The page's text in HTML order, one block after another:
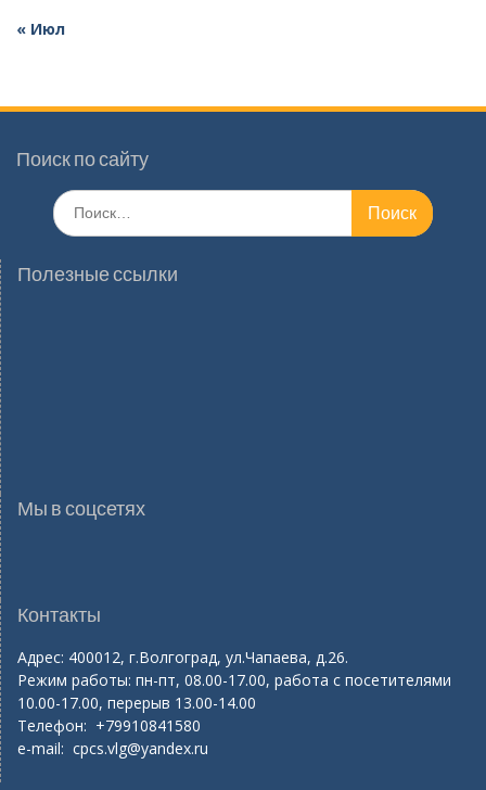
« Июл
Поиск по сайту
Поиск
по:
Полезные ссылки
Мы в соцсетях
Контакты
Адрес: 400012, г.Волгоград, ул.Чапаева, д.26.
Режим работы: пн-пт, 08.00-17.00, работа с посетителями
10.00-17.00, перерыв 13.00-14.00
Телефон: +79910841580
e-mail: cpcs.vlg@yandex.ru